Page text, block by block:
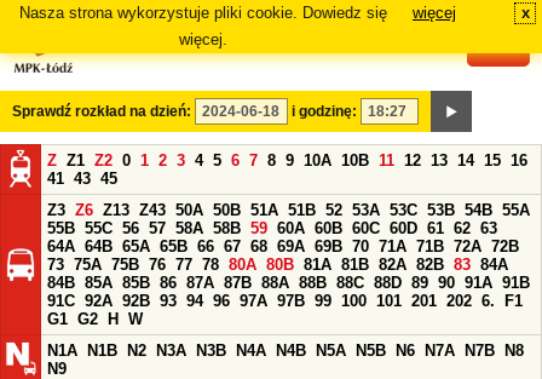
Nasza strona wykorzystuje pliki cookie. Dowiedz się
więcej.
więcej x
Sprawdź rozkład na dzień: i godzinę:
Z Z1 Z2 0 1 2 3 4 5 6 7 8 9 10A 10B 11 12 13 14 15 16
41 43 45
Z3 Z6 Z13 Z43 50A 50B 51A 51B 52 53A 53C 53B 54B 55A
55B 55C 56 57 58A 58B 59 60A 60B 60C 60D 61 62 63
64A 64B 65A 65B 66 67 68 69A 69B 70 71A 71B 72A 72B
73 75A 75B 76 77 78 80A 80B 81A 81B 82A 82B 83 84A
84B 85A 85B 86 87A 87B 88A 88B 88C 88D 89 90 91A 91B
91C 92A 92B 93 94 96 97A 97B 99 100 101 201 202 6.
F1
G1 G2 H
W
N1A
N1B N2 N3A N3B N4A N4B N5A N5B N6 N7A N7B
N8
N9